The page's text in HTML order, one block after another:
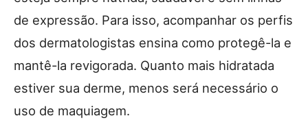
de expressão. Para isso, acompanhar os perfis
dos dermatologistas ensina como protegê-la e
mantê-la revigorada. Quanto mais hidratada
estiver sua derme, menos será necessário o
uso de maquiagem.